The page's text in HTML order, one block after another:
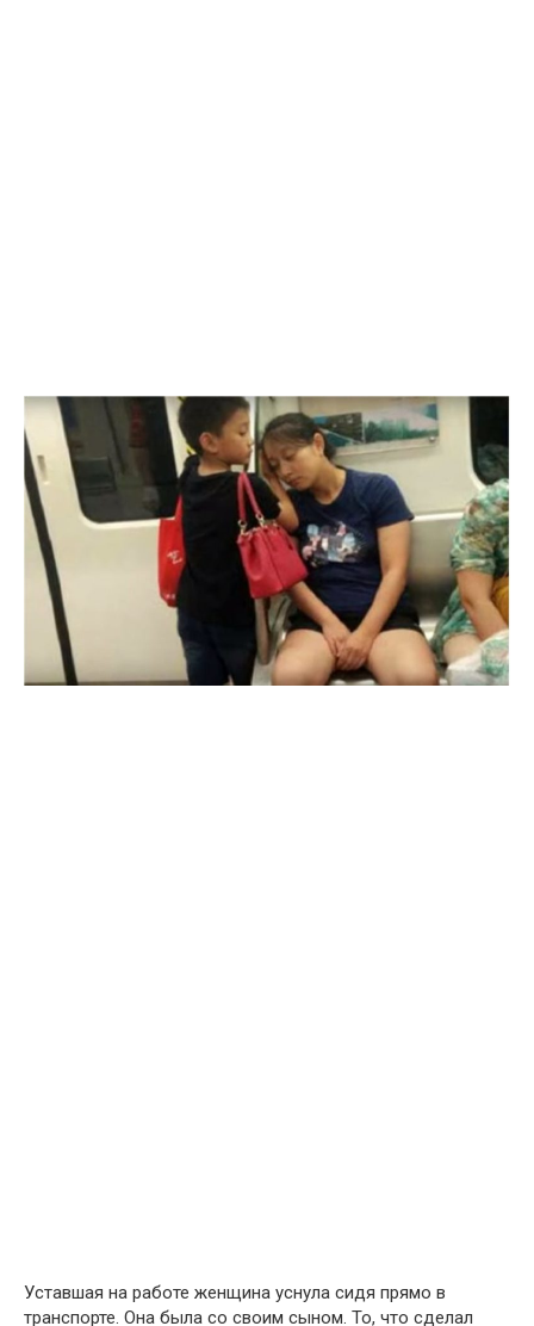
Уставшая на работе женщина уснула сидя прямо в
транспорте. Она была со своим сыном. То, что сделал